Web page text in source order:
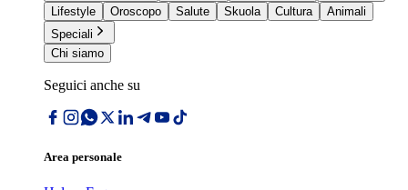
Lifestyle
Oroscopo Salute Skuola Cultura
Animali
Speciali
Chi siamo
Seguici anche su
Area personale